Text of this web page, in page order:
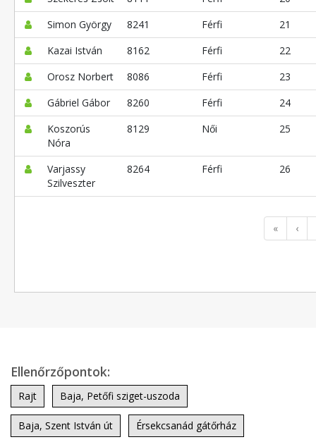
Simon György
8241 Férfi
21
Kazai István
8162 Férfi
22
Orosz Norbert
8086 Férfi
23
Gábriel Gábor
8260 Férfi
24
Koszorús
Nóra
8129 Női 25
Varjassy
Szilveszter
8264 Férfi 26
« ‹
Ellenőrzőpontok:
Rajt Baja, Petőfi sziget-uszoda
Baja, Szent István út Érsekcsanád gátőrház